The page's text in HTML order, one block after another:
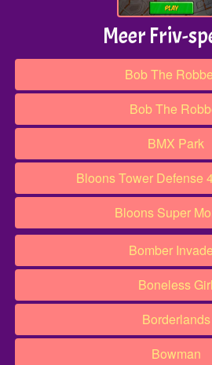
Meer Friv-
Bob The
Bob The
BMX Park
Bloons Tower Defense
Bloons Super
Bomber
Boneless Girl
Borderlands
Bowman